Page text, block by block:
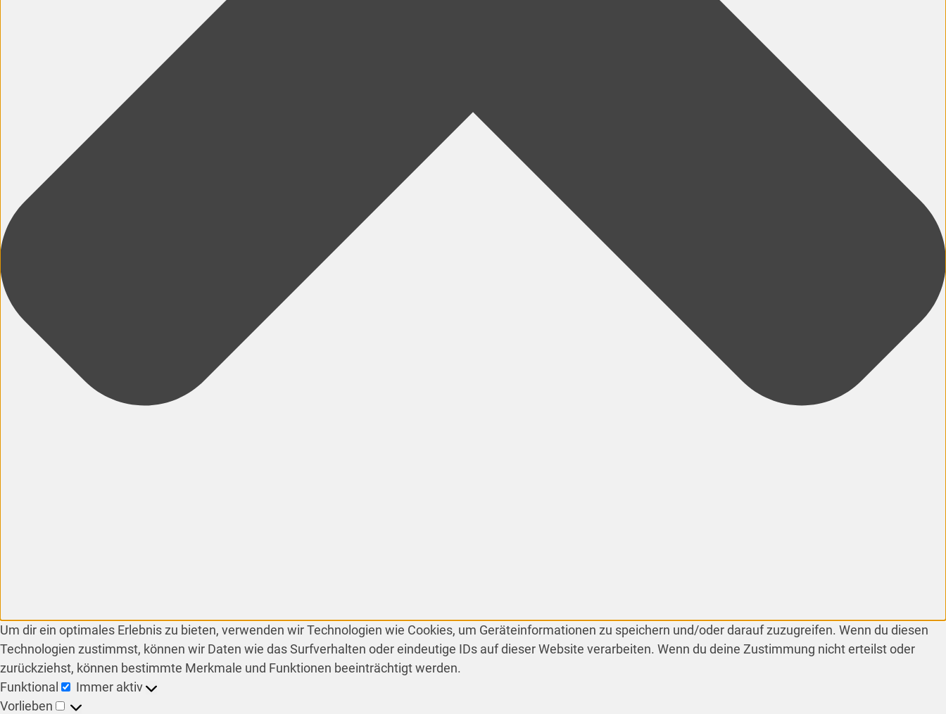
Um dir ein optimales Erlebnis zu bieten, verwenden wir Technologien wie Cookies, um Geräteinformationen zu speichern und/oder darauf zuzugreifen. Wenn du diesen
Technologien zustimmst, können wir Daten wie das Surfverhalten oder eindeutige IDs auf dieser Website verarbeiten. Wenn du deine Zustimmung nicht erteilst oder
zurückziehst, können bestimmte Merkmale und Funktionen beeinträchtigt werden.
Funktional
Immer aktiv
Vorlieben